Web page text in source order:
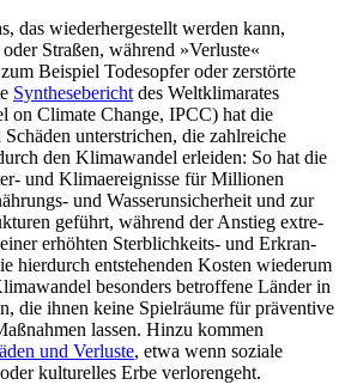
das wieder­hergestellt werden kann,
Straßen, während »Verluste«
Beispiel Todesopfer oder zer­störte
Synthese­berichtdes Weltklimarates
on Climate Change, IPCC) hat die
unter­strichen, die zahlreiche
den Klimawandel erleiden: So hat die
und Klima­ereignisse für Millionen
und Wasserunsicherheit und zur
geführt, während der Anstieg extre­
erhöhten Sterblichkeits- und Erkran­
hierdurch ent­stehenden Kosten wiederum
besonders betroffene Länder in
die ihnen keine Spielräume für präventive
lassen. Hinzu kommen
und Verluste, etwa wenn soziale
kulturelles Erbe verlorengeht.